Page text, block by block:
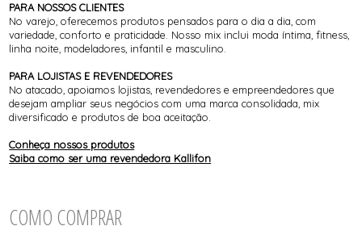
PARA NOSSOS CLIENTES
No varejo, oferecemos produtos pensados para o dia a dia, com
variedade, conforto e praticidade. Nosso mix inclui moda íntima, fitness,
linha noite, modeladores, infantil e masculino.
PARA LOJISTAS E REVENDEDORES
No atacado, apoiamos lojistas, revendedores e empreendedores que
desejam ampliar seus negócios com uma marca consolidada, mix
diversificado e produtos de boa aceitação.
Conheça nossos produtos
Saiba como ser uma revendedora Kallifon
COMO COMPRAR